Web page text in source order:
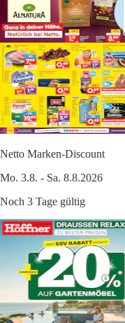
Netto Marken-Discount
Mo. 3.8. - Sa. 8.8.2026
Noch 3 Tage gültig